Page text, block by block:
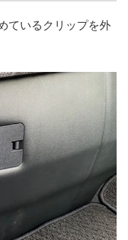
ているクリップを外